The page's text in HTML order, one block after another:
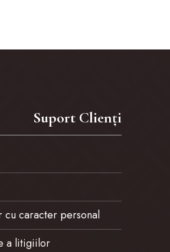
Suport Clienți
cu caracter personal
a litigiilor